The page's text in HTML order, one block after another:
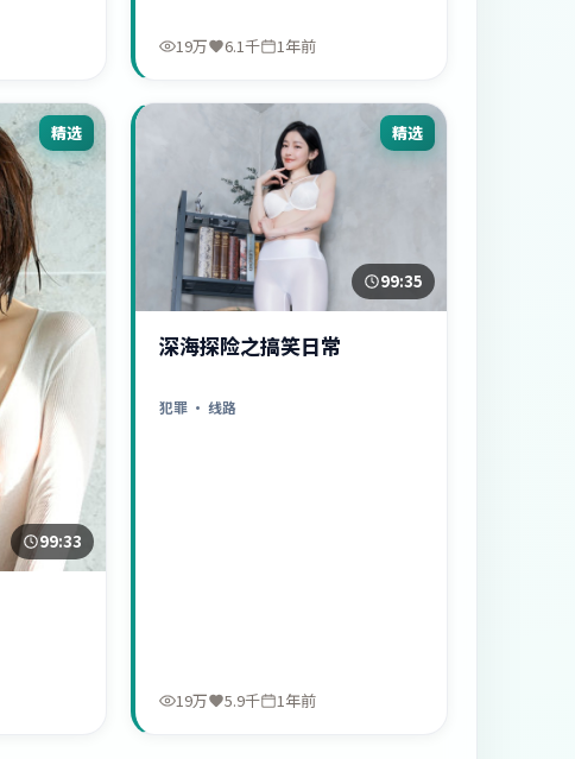
19万 6.1千 1年前
精选
99:33
精选
99:35
深海探险之搞笑日常
犯罪· 线路
19万 5.9千 1年前